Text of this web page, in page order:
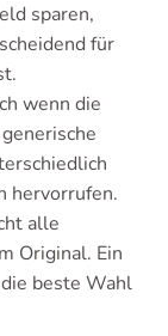
sparen,
für
wenn die
hervorrufen.
alle
Original. Ein
beste Wahl